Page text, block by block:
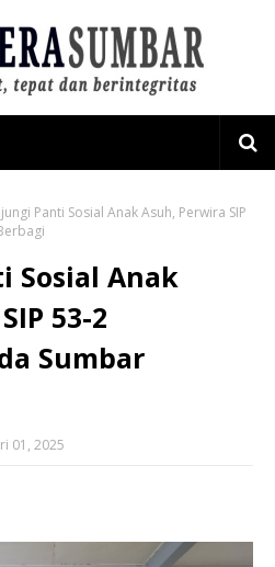
Panti Sosial Anak Asuh, Perwira SIP
Sosial Anak
53-2
Sumbar
01, 2025